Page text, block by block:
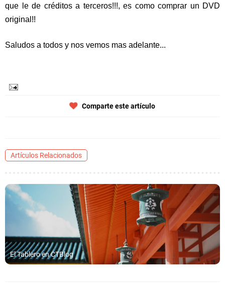
que le de créditos a terceros!!!, es como comprar un DVD
original!!
Saludos a todos y nos vemos mas adelante...
Comparte este artículo
Artículos Relacionados
El Tablero en CTBlog